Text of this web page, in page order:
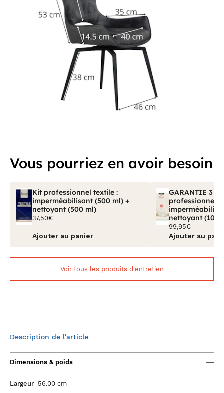
Vous pourriez en avoir besoin
Kit professionnel textile :
imperméabilisant (500 ml) +
nettoyant (500 ml)
37,50€
Ajouter au panier
GARANTIE 3
professionnel
nettoyant (100
99,95€
Ajouter au
Voir tous les produits d'entretien
Description de l'article
Dimensions & poids
Largeur 56.00 cm